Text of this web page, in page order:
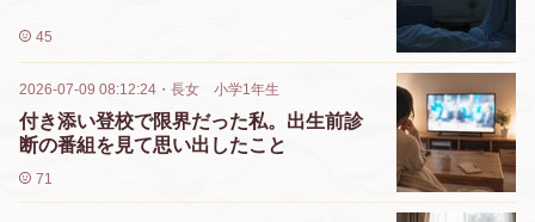
45
2026-07-09 08:12:24 ・ 長女 小学1年生
付き添い登校で限界だった私。出生前診
断の番組を見て思い出したこと
71